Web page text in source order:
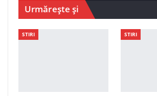
Urmărește și
STIRI STIRI